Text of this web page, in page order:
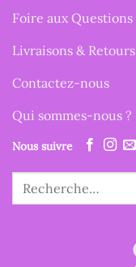
Foire aux Questions
Livraisons & Retours
Contactez-nous
Qui sommes-nous ?
Nous suivre
Recherche
pour :